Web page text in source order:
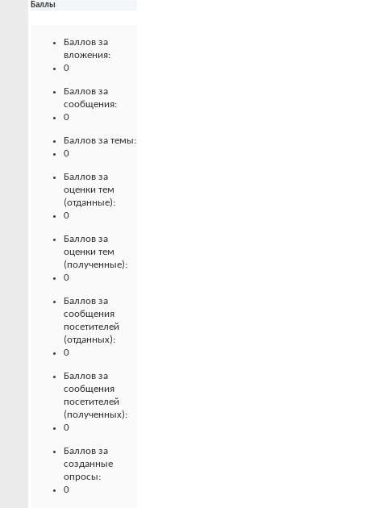
Баллы
Баллов за
вложения:
0
Баллов за
сообщения:
0
Баллов за темы:
0
Баллов за
оценки тем
(отданные):
0
Баллов за
оценки тем
(полученные):
0
Баллов за
сообщения
посетителей
(отданных):
0
Баллов за
сообщения
посетителей
(полученных):
0
Баллов за
созданные
опросы:
0